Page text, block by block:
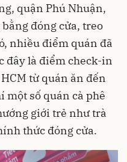
quận Phú Nhuận,
đóng cửa, treo
nhiều điểm quán đã
đây là điểm check-in
từ quán ăn đến
một số quán cà phê
giới trẻ như trà
thức đóng cửa.